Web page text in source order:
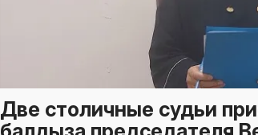
Две столичные судьи